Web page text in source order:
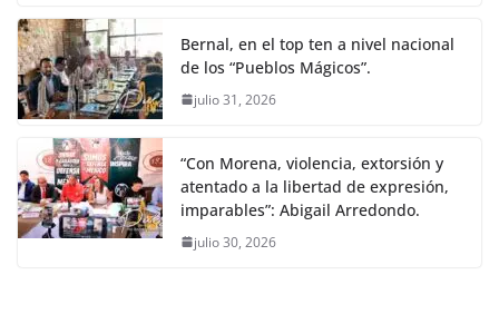
Bernal, en el top ten a nivel nacional
de los “Pueblos Mágicos”.
julio 31, 2026
“Con Morena, violencia, extorsión y
atentado a la libertad de expresión,
imparables”: Abigail Arredondo.
julio 30, 2026